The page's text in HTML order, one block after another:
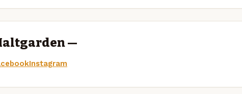
—
Instagram